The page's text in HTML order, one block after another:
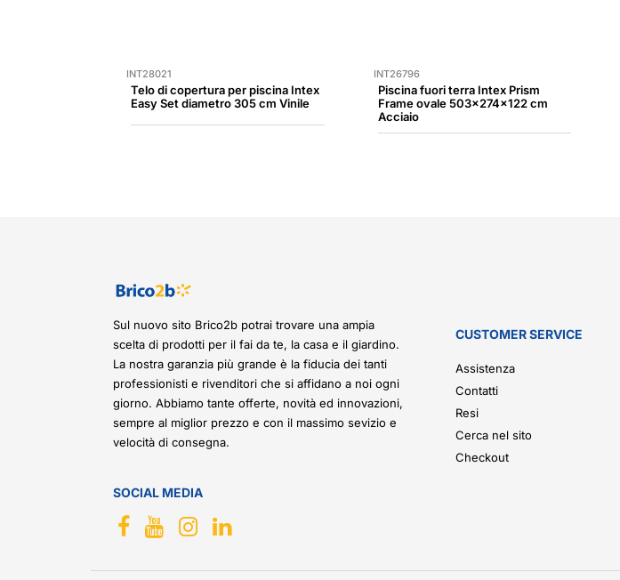
INT28021
Telo di copertura per piscina Intex
Easy Set diametro 305 cm Vinile
INT26796
Piscina fuori terra Intex Prism
Frame ovale 503x274x122 cm
Acciaio
Sul nuovo sito Brico2b potrai trovare una ampia
scelta di prodotti per il fai da te, la casa e il giardino.
La nostra garanzia più grande è la fiducia dei tanti
professionisti e rivenditori che si affidano a noi ogni
giorno. Abbiamo tante offerte, novità ed innovazioni,
sempre al miglior prezzo e con il massimo sevizio e
velocità di consegna.
SOCIAL MEDIA
CUSTOMER SERVICE
Assistenza
Contatti
Resi
Cerca nel sito
Checkout